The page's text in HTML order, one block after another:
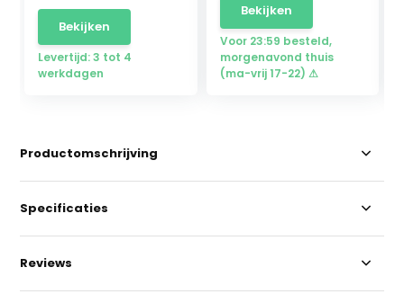
Bekijken
Levertijd: 3 tot 4
werkdagen
Bekijken
Voor 23:59 besteld,
morgenavond thuis
(ma-vrij 17-22) ⚠
Productomschrijving
Specificaties
Reviews